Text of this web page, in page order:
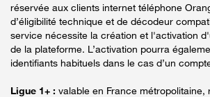
réservée aux clients internet téléphone
d’éligibilité technique et de décodeur
service nécessite la création et l'activation
de la plateforme. L’activation pourra
identifiants habituels dans le cas d’un
Ligue 1+ : valable en France métropolitaine,